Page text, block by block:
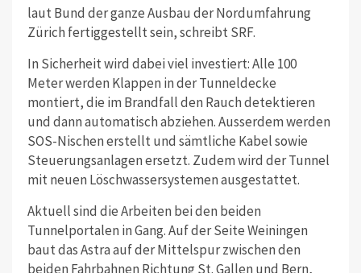
laut Bund der ganze Ausbau der Nordumfahrung
Zürich fertiggestellt sein, schreibt SRF.
In Sicherheit wird dabei viel investiert: Alle 100
Meter werden Klappen in der Tunneldecke
montiert, die im Brandfall den Rauch detektieren
und dann automatisch abziehen. Ausserdem werden
SOS-Nischen erstellt und sämtliche Kabel sowie
Steuerungsanlagen ersetzt. Zudem wird der Tunnel
mit neuen Löschwassersystemen ausgestattet.
Aktuell sind die Arbeiten bei den beiden
Tunnelportalen in Gang. Auf der Seite Weiningen
baut das Astra auf der Mittelspur zwischen den
beiden Fahrbahnen Richtung St. Gallen und Bern,